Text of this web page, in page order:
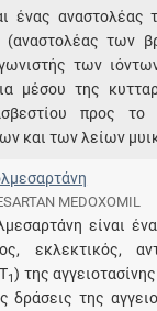
ένας αναστολέας
(αναστολέας των
των
μέσου της
προς το
και των λείων
MEDOXOMIL
είναι
εκλεκτικός,
1) της
δράσεις της